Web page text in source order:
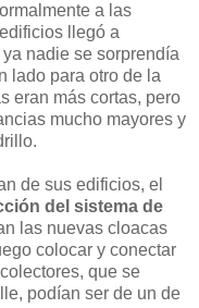
a las
llegó a
nadie se sorprendía
lado para otro de la
eran más cortas, pero
mucho mayores y
de sus edificios, el
del sistema de
las nuevas cloacas
colocar y conectar
que se
podían ser de un de